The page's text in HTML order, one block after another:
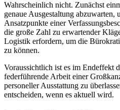
Wahrscheinlich nicht. Zunächst
genaue Ausgestaltung abzuwarten,
Ansatzpunkte einer
die große Zahl zu erwartender
Logistik erfordern, um die
zu können.
Voraussichtlich ist es im Endeffekt
federführende Arbeit einer
personeller Ausstattung zu
entscheiden, wenn es aktuell wird.